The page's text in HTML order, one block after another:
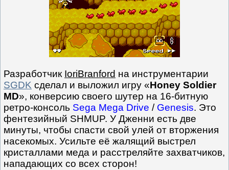
Разработчик IoriBranford на инструментарии
SGDK сделал и выложил игру «Honey Soldier
MD», конверсию своего шутер на 16-битную
ретро-консоль Sega Mega Drive / Genesis. Это
фентезийный SHMUP. У Дженни есть две
минуты, чтобы спасти свой улей от вторжения
насекомых. Усильте её жалящий выстрел
кристаллами меда и расстреляйте захватчиков,
нападающих со всех сторон!